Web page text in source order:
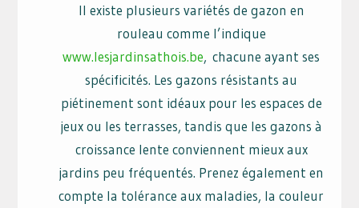
Il existe plusieurs variétés de gazon en
rouleau comme l’indique
www.lesjardinsathois.be, chacune ayant ses
spécificités. Les gazons résistants au
piétinement sont idéaux pour les espaces de
jeux ou les terrasses, tandis que les gazons à
croissance lente conviennent mieux aux
jardins peu fréquentés. Prenez également en
compte la tolérance aux maladies, la couleur